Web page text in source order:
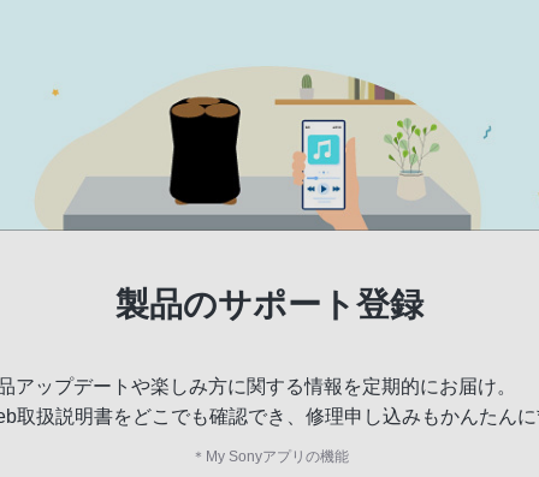
製品のサポート登録
アップデートや楽しみ方に関する情報を定期的にお届け。
取扱説明書をどこでも確認でき、修理申し込みもかんたん
＊ My Sonyアプリの機能